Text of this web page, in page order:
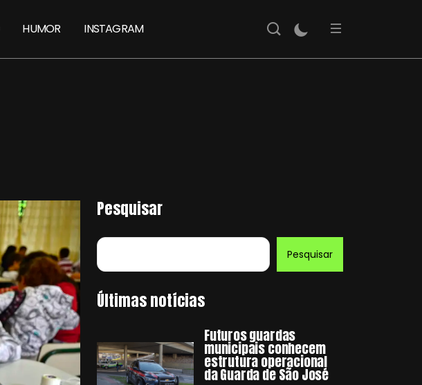
HUMOR INSTAGRAM
Pesquisar
Pesquisar
Últimas notícias
Futuros guardas
municipais conhecem
estrutura operacional
da Guarda de São José